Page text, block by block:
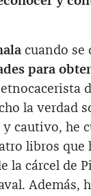
cuando se
para
la verdad
cautivo, he
libros que
la cárcel de
Además,